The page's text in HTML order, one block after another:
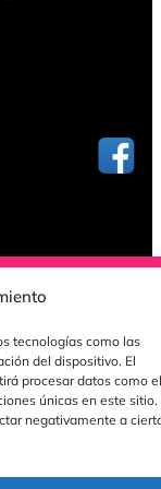
tecnologías como las
del dispositivo. El
procesar datos como el
únicas en este sitio.
negativamente a